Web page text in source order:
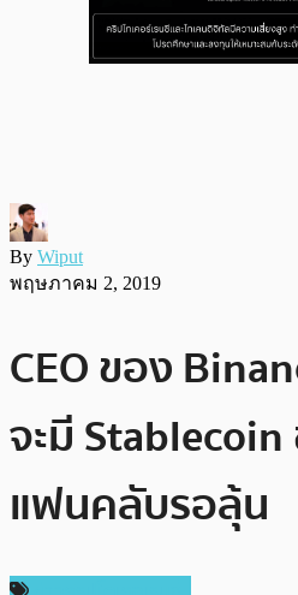
By Wiput
พฤษภาคม 2, 2019
CEO ของ
จะมี
แฟนคลับรอลุ้น